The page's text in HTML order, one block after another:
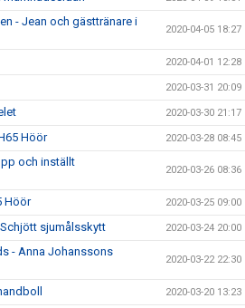
- Jean och gästtränare i
2020-04-05 18:27
2020-04-01 12:28
2020-03-31 20:09
2020-03-30 21:17
Höör 2020-03-28 08:45
och inställt
2020-03-26 08:36
Höör 2020-03-25 09:00
sjumålsskytt 2020-03-24 20:00
- Anna Johanssons
2020-03-22 22:30
2020-03-20 13:23